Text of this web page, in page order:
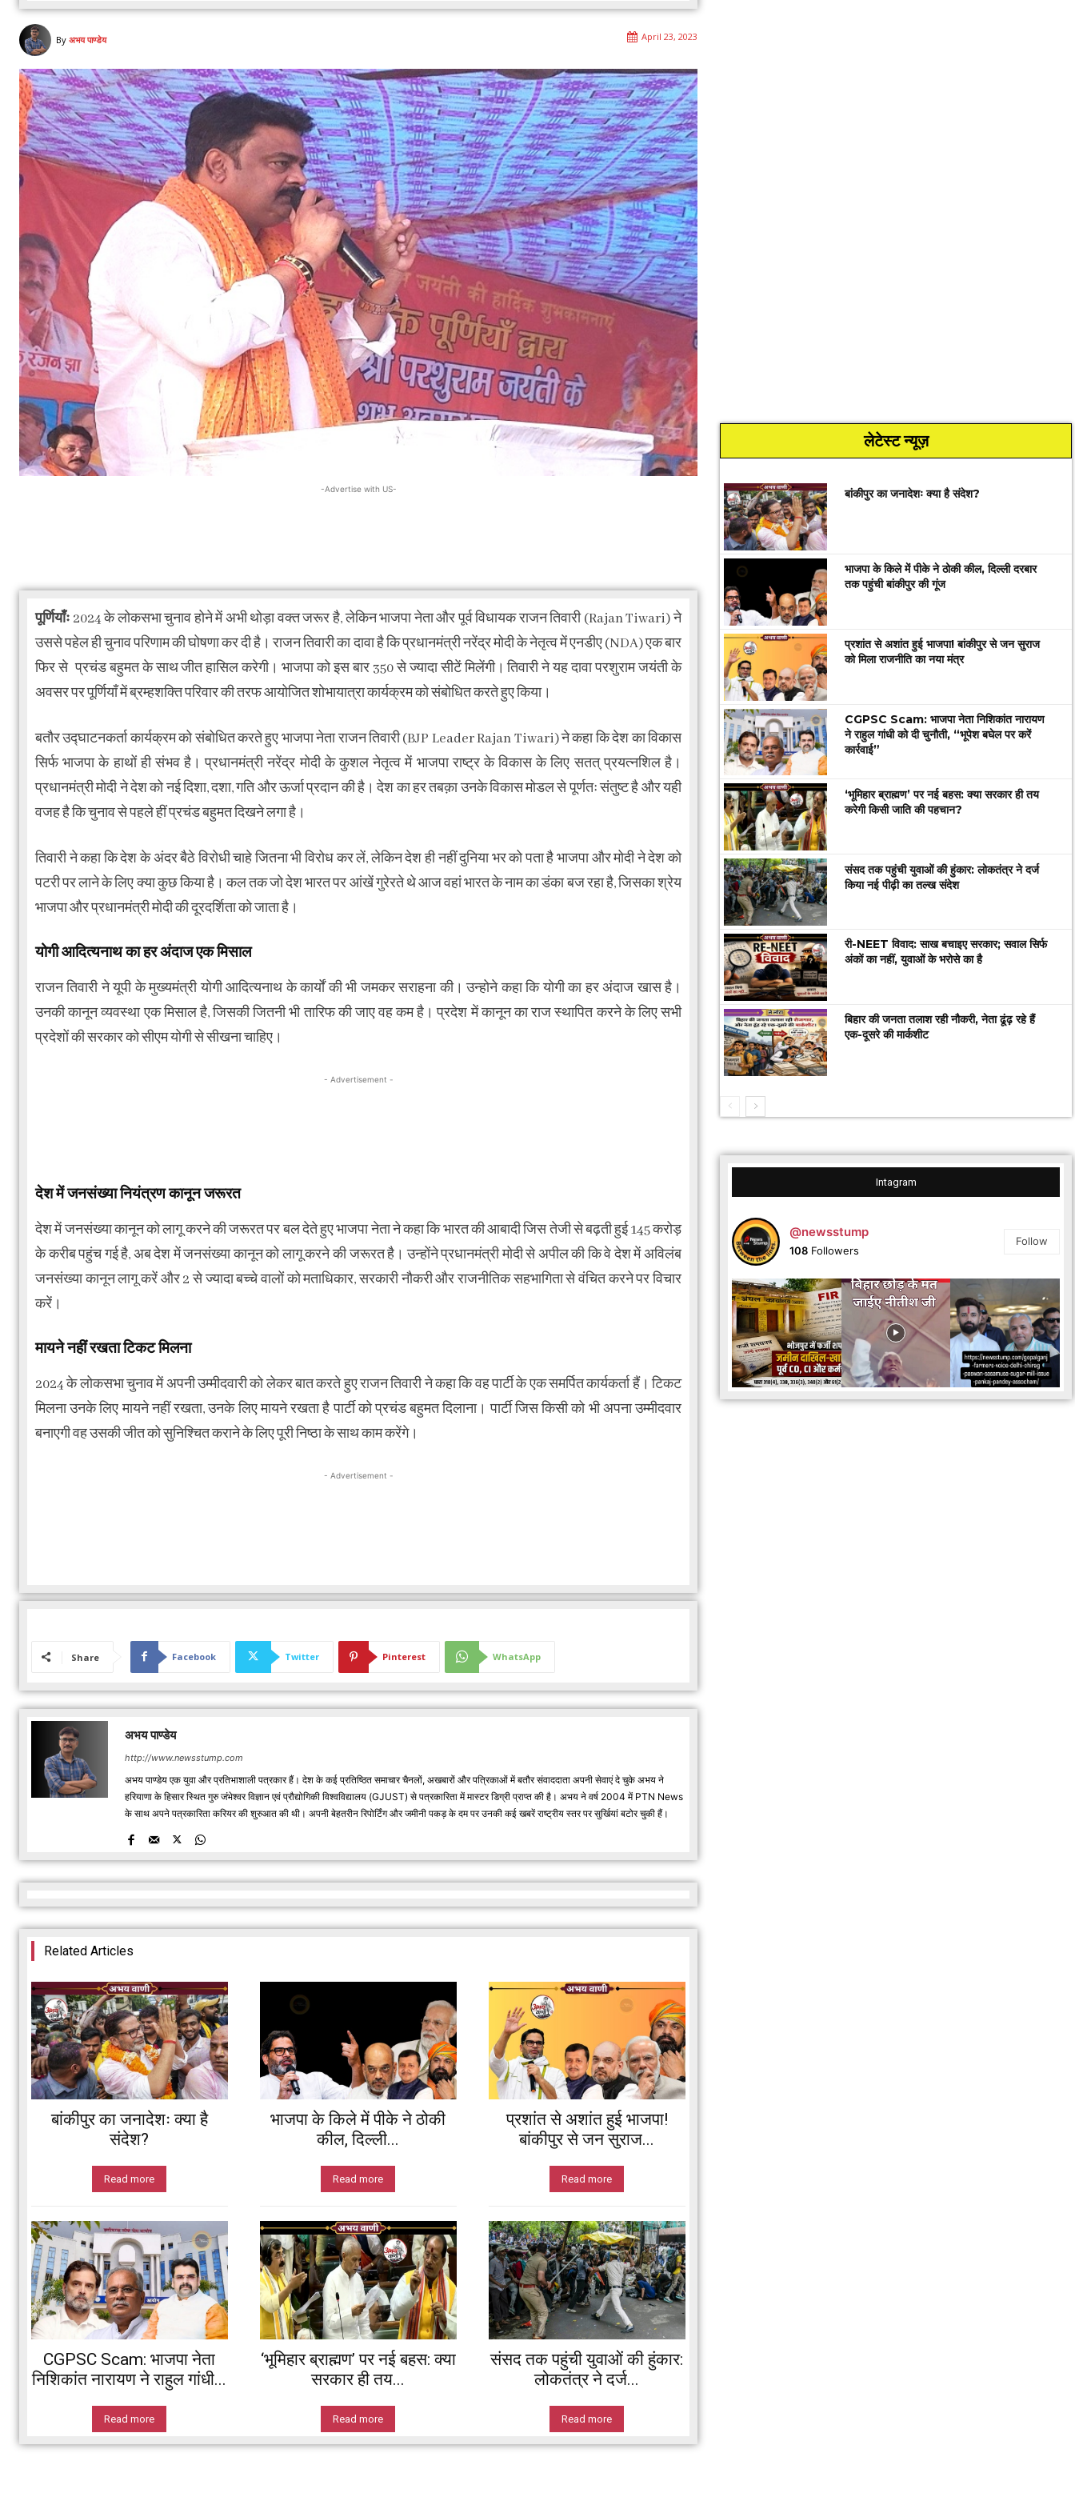
By अभय पाण्डेय April 23, 2023
-Advertise with US-
पूर्णियाँः 2024 के लोकसभा चुनाव होने में अभी थोड़ा वक्त जरूर है, लेकिन भाजपा नेता और पूर्व विधायक राजन तिवारी (Rajan Tiwari) ने
उससे पहेल ही चुनाव परिणाम की घोषणा कर दी है। राजन तिवारी का दावा है कि प्रधानमंत्री नरेंद्र मोदी के नेतृत्व में एनडीए (NDA) एक बार
फिर से प्रचंड बहुमत के साथ जीत हासिल करेगी। भाजपा को इस बार 350 से ज्यादा सीटें मिलेंगी। तिवारी ने यह दावा परशुराम जयंती के
अवसर पर पूर्णियाँ में ब्रम्हशक्ति परिवार की तरफ आयोजित शोभायात्रा कार्यक्रम को संबोधित करते हुए किया।
बतौर उद्घाटनकर्ता कार्यक्रम को संबोधित करते हुए भाजपा नेता राजन तिवारी (BJP Leader Rajan Tiwari) ने कहा कि देश का विकास
सिर्फ भाजपा के हाथों ही संभव है। प्रधानमंत्री नरेंद्र मोदी के कुशल नेतृत्व में भाजपा राष्ट्र के विकास के लिए सतत् प्रयत्नशिल है।
प्रधानमंत्री मोदी ने देश को नई दिशा, दशा, गति और ऊर्जा प्रदान की है। देश का हर तबक़ा उनके विकास मोडल से पूर्णतः संतुष्ट है और यही
वजह है कि चुनाव से पहले हीं प्रचंड बहुमत दिखने लगा है।
तिवारी ने कहा कि देश के अंदर बैठे विरोधी चाहे जितना भी विरोध कर लें, लेकिन देश ही नहीं दुनिया भर को पता है भाजपा और मोदी ने देश को
पटरी पर लाने के लिए क्या कुछ किया है। कल तक जो देश भारत पर आंखें गुरेरते थे आज वहां भारत के नाम का डंका बज रहा है, जिसका श्रेय
भाजपा और प्रधानमंत्री मोदी की दूरदर्शिता को जाता है।
योगी आदित्यनाथ का हर अंदाज एक मिसाल
राजन तिवारी ने यूपी के मुख्यमंत्री योगी आदित्यनाथ के कार्यों की भी जमकर सराहना की। उन्होने कहा कि योगी का हर अंदाज खास है।
उनकी कानून व्यवस्था एक मिसाल है, जिसकी जितनी भी तारिफ की जाए वह कम है। प्रदेश में कानून का राज स्थापित करने के लिए सभी
प्रदेशों की सरकार को सीएम योगी से सीखना चाहिए।
- Advertisement -
देश में जनसंख्या नियंत्रण कानून जरूरत
देश में जनसंख्या कानून को लागू करने की जरूरत पर बल देते हुए भाजपा नेता ने कहा कि भारत की आबादी जिस तेजी से बढ़ती हुई 145 करोड़
के करीब पहुंच गई है, अब देश में जनसंख्या कानून को लागू करने की जरूरत है। उन्होंने प्रधानमंत्री मोदी से अपील की कि वे देश में अविलंब
जनसंख्या कानून लागू करें और 2 से ज्यादा बच्चे वालों को मताधिकार, सरकारी नौकरी और राजनीतिक सहभागिता से वंचित करने पर विचार
करें।
मायने नहीं रखता टिकट मिलना
2024 के लोकसभा चुनाव में अपनी उम्मीदवारी को लेकर बात करते हुए राजन तिवारी ने कहा कि वह पार्टी के एक समर्पित कार्यकर्ता हैं। टिकट
मिलना उनके लिए मायने नहीं रखता, उनके लिए मायने रखता है पार्टी को प्रचंड बहुमत दिलाना। पार्टी जिस किसी को भी अपना उम्मीदवार
बनाएगी वह उसकी जीत को सुनिश्चित कराने के लिए पूरी निष्ठा के साथ काम करेंगे।
- Advertisement -
Share Facebook Twitter Pinterest WhatsApp
अभय पाण्डेय
http://www.newsstump.com
अभय पाण्डेय एक युवा और प्रतिभाशाली पत्रकार हैं। देश के कई प्रतिष्ठित समाचार चैनलों, अखबारों और पत्रिकाओं में बतौर संवाददाता अपनी सेवाएं दे चुके अभय ने
हरियाणा के हिसार स्थित गुरु जंभेश्वर विज्ञान एवं प्रौद्योगिकी विश्वविद्यालय (GJUST) से पत्रकारिता में मास्टर डिग्री प्राप्त की है। अभय ने वर्ष 2004 में PTN News
के साथ अपने पत्रकारिता करियर की शुरुआत की थी। अपनी बेहतरीन रिपोर्टिंग और जमीनी पकड़ के दम पर उनकी कई खबरें राष्ट्रीय स्तर पर सुर्खियां बटोर चुकी हैं।
Related Articles
बांकीपुर का जनादेशः क्या है
संदेश?
Read more
भाजपा के किले में पीके ने ठोकी
कील, दिल्ली...
Read more
प्रशांत से अशांत हुई भाजपा!
बांकीपुर से जन सुराज...
Read more
CGPSC Scam: भाजपा नेता
निशिकांत नारायण ने राहुल गांधी...
Read more
‘भूमिहार ब्राह्मण’ पर नई बहस: क्या
सरकार ही तय...
Read more
संसद तक पहुंची युवाओं की हुंकार:
लोकतंत्र ने दर्ज...
Read more
लेटेस्ट न्यूज़
बांकीपुर का जनादेशः क्या है संदेश?
भाजपा के किले में पीके ने ठोकी कील, दिल्ली दरबार
तक पहुंची बांकीपुर की गूंज
प्रशांत से अशांत हुई भाजपा! बांकीपुर से जन सुराज
को मिला राजनीति का नया मंत्र
CGPSC Scam: भाजपा नेता निशिकांत नारायण
ने राहुल गांधी को दी चुनौती, “भूपेश बघेल पर करें
कार्रवाई”
‘भूमिहार ब्राह्मण’ पर नई बहस: क्या सरकार ही तय
करेगी किसी जाति की पहचान?
संसद तक पहुंची युवाओं की हुंकार: लोकतंत्र ने दर्ज
किया नई पीढ़ी का तल्ख संदेश
री-NEET विवाद: साख बचाइए सरकार; सवाल सिर्फ
अंकों का नहीं, युवाओं के भरोसे का है
बिहार की जनता तलाश रही नौकरी, नेता ढूंढ़ रहे हैं
एक-दूसरे की मार्कशीट
Intagram
@newsstump
108 Followers
Follow